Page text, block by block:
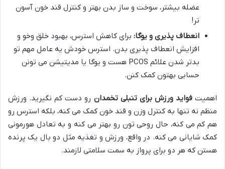
عضله بیشتر، سوخت و ساز بدن بهتر و کنترل قند خون آسون
تر!
انعطاف پذیری و یوگا: برای کاهش استرس، بهبود خلق وخو و
افزایش انعطاف پذیری بدن. استرس خودش یه عامل مهم تو
بدتر شدن علائم PCOS هست و یوگا یا مدیتیشن می تونن
حسابی بهتون کمک کنن.
اهمیتفواید ورزش برای تنبلی تخمدان رو دست کم نگیرید. ورزش
منظم نه تنها به کنترل وزن و قند خون کمک می کنه، بلکه استرس رو
هم کم می کنه، حال روحی تون رو بهتر می کنه و به تعادل هورمونی
کمک شایانی می کنه. در واقع، ورزش و تغذیه مثل دو بال یک پرنده
هستن که هر دو برای پرواز به سمت سلامتی لازمند.